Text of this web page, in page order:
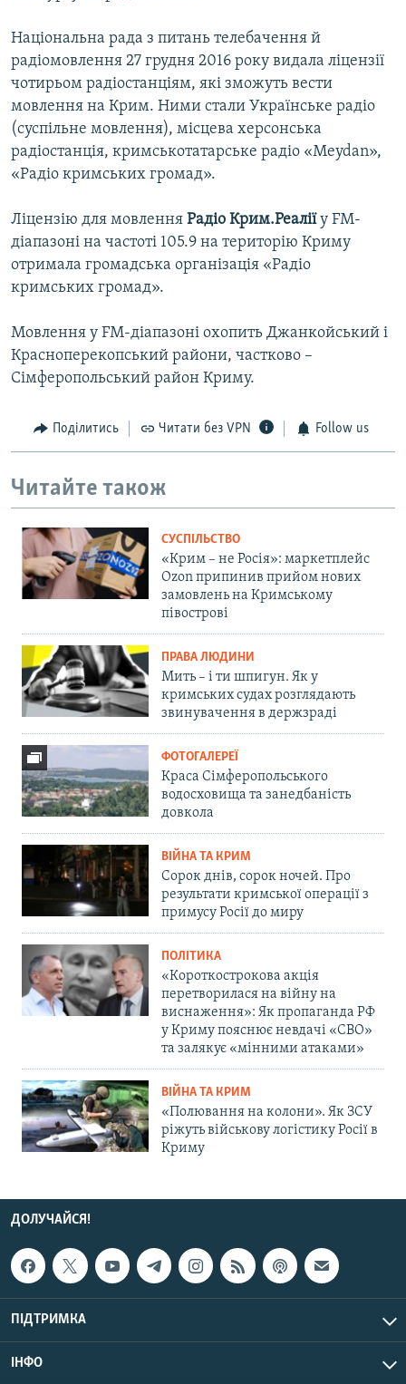
Національна рада з питань телебачення й
радіомовлення 27 грудня 2016 року видала ліцензії
чотирьом радіостанціям, які зможуть вести
мовлення на Крим. Ними стали Українське радіо
(суспільне мовлення), місцева херсонська
радіостанція, кримськотатарське радіо «Meydan»,
«Радіо кримських громад».
Ліцензію для мовлення Радіо Крим.Реаліїу FM-
діапазоні на частоті 105.9 на територію Криму
отримала громадська організація «Радіо
кримських громад».
Мовлення у FM-діапазоні охопить Джанкойський і
Красноперекопський райони, частково –
Сімферопольський район Криму.
Поділитись Читати без VPN Follow us
Читайте також
СУСПІЛЬСТВО
«Крим – не Росія»: маркетплейс
Ozon припинив прийом нових
замовлень на Кримському
півострові
ПРАВА ЛЮДИНИ
Мить – і ти шпигун. Як у
кримських судах розглядають
звинувачення в держзраді
ФОТОГАЛЕРЕЇ
Краса Сімферопольського
водосховища та занедбаність
довкола
ВІЙНА ТА КРИМ
Сорок днів, сорок ночей. Про
результати кримської операції з
примусу Росії до миру
ПОЛІТИКА
«Короткострокова акція
перетворилася на війну на
виснаження»: Як пропаганда РФ
у Криму пояснює невдачі «СВО»
та залякує «мінними атаками»
ВІЙНА ТА КРИМ
«Полювання на колони». Як ЗСУ
ріжуть військову логістику Росії в
Криму
ДОЛУЧАЙСЯ!
ПІДТРИМКА
ІНФО